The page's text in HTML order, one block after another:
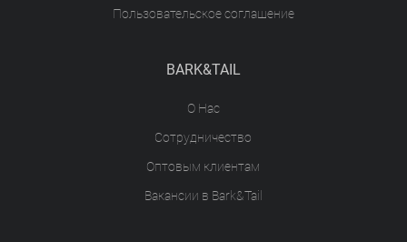
Пользовательское соглашение
BARK&TAIL
О Нас
Сотрудничество
Оптовым клиентам
Вакансии в Bark&Tail